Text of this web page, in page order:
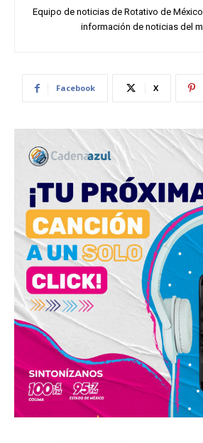
Equipo de noticias de Rotativo de
información de noticias del
Facebook X